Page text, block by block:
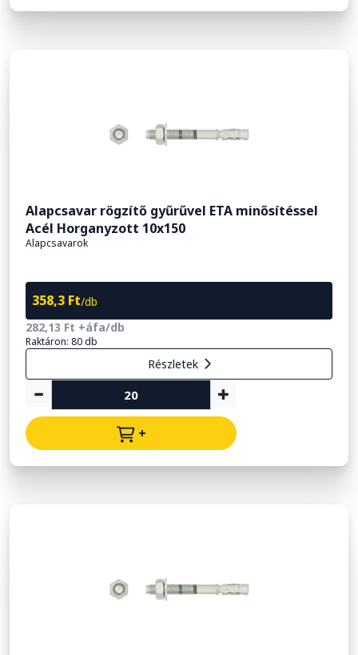
Alapcsavar rögzítő gyűrűvel ETA minősítéssel
Acél Horganyzott 10x150
Alapcsavarok
358,3 Ft/db
282,13 Ft +áfa/db
Raktáron: 80 db
Részletek
+